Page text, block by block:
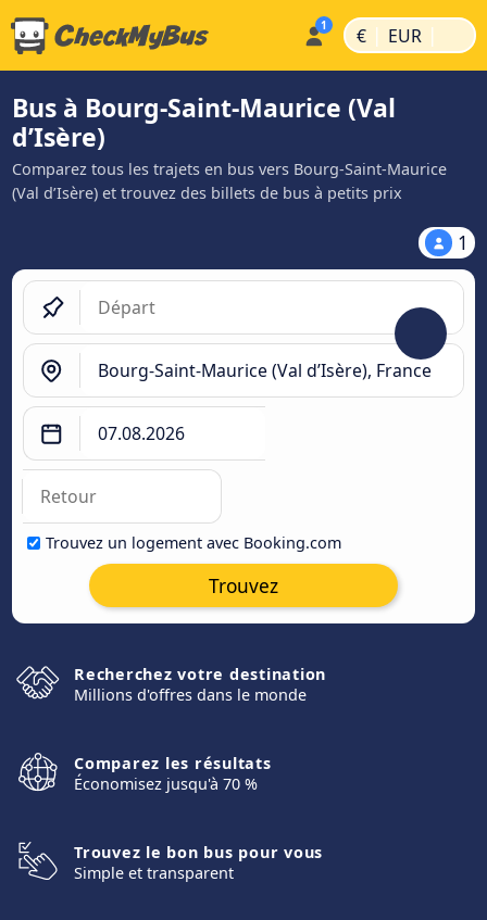
€ | EUR |
Bus à Bourg-Saint-Maurice (Val
d’Isère)
Comparez tous les trajets en bus vers Bourg-Saint-Maurice
(Val d’Isère) et trouvez des billets de bus à petits prix
1
Trouvez un logement avec Booking.com
Trouvez
Recherchez votre destination
Millions d'offres dans le monde
Comparez les résultats
Économisez jusqu'à 70 %
Trouvez le bon bus pour vous
Simple et transparent